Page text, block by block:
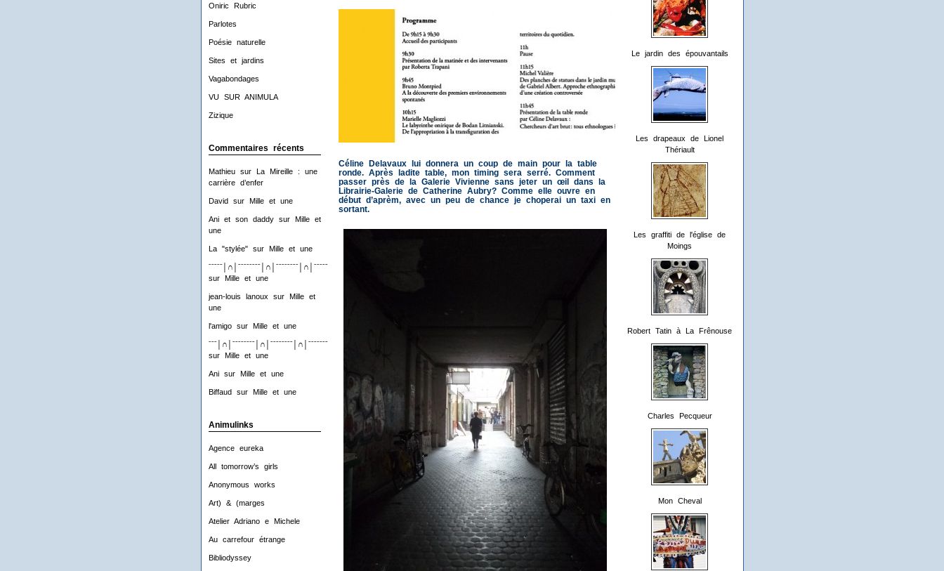
Oniric Rubric
Parlotes
Poésie naturelle
Sites et jardins
Vagabondages
VU SUR ANIMULA
Zizique
Commentaires récents
Mathieusur
La Mireille : une
carrière d’enfer
David sur Mille et une
Ani et son daddysur
Mille et
une
La "stylée"sur Mille et une
ˉˉˉˉˉ│∩│ˉˉˉˉˉˉˉˉ│∩│ˉˉˉˉˉˉˉˉ│∩│ˉˉˉˉˉˉˉˉ│∩│ˉˉˉˉ
sur
Mille et une
jean-louis lanoux sur
Mille et
une
l'amigosur Mille et une
ˉˉˉ│∩│ˉˉˉˉˉˉˉˉ│∩│ˉˉˉˉˉˉˉˉ│∩│ˉˉˉˉˉˉˉˉ│∩│ˉˉˉ
sur
Mille et une
Anisur Mille et une
Biffaud sur Mille et une
Animulinks
Agence eureka
All tomorrow’s girls
Anonymous works
Art) & (marges
Atelier Adriano e Michele
Au carrefour étrange
Bibliodyssey
Le jardin des épouvantails
Les drapeaux de Lionel
Thériault
Les graffiti de l'église de
Moings
Robert Tatin à La Frênouse
Charles Pecqueur
Mon Cheval
Céline Delavaux lui donnera un coup de main pour la table
ronde. Après ladite table, mon timing sera serré. Comment
passer près de la Galerie Vivienne sans jeter un œil dans la
Librairie-Galerie de Catherine Aubry? Comme elle ouvre en
début d’aprèm, avec un peu de chance je choperai un taxi en
sortant.